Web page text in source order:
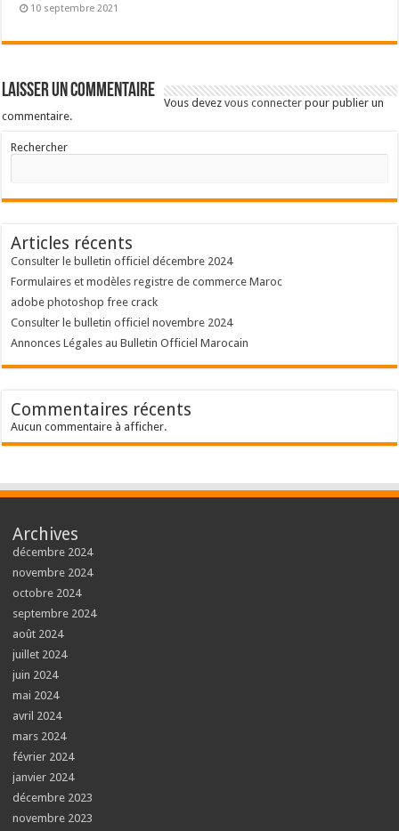
10 septembre 2021
Laisser un commentaire
Vous devezvous connecter pour publier un
commentaire.
Rechercher
Articles récents
Consulter le bulletin officiel décembre 2024
Formulaires et modèles registre de commerce Maroc
adobe photoshop free crack
Consulter le bulletin officiel novembre 2024
Annonces Légales au Bulletin Officiel Marocain
Commentaires récents
Aucun commentaire à afficher.
Archives
décembre 2024
novembre 2024
octobre 2024
septembre 2024
août 2024
juillet 2024
juin 2024
mai 2024
avril 2024
mars 2024
février 2024
janvier 2024
décembre 2023
novembre 2023